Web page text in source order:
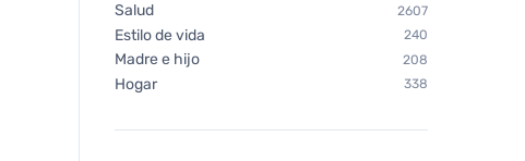
Salud 2607
Estilo de vida 240
Madre e hijo 208
Hogar 338